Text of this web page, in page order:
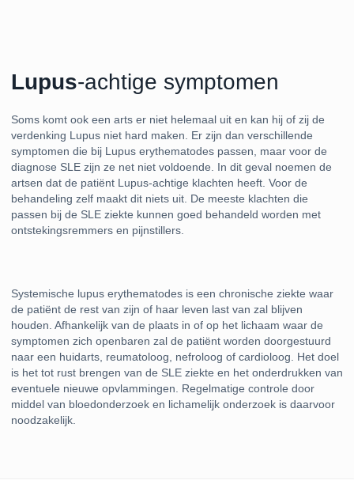
Lupus-achtige symptomen
Soms komt ook een arts er niet helemaal uit en kan hij of zij de
verdenking Lupus niet hard maken. Er zijn dan verschillende
symptomen die bij Lupus erythematodes passen, maar voor de
diagnose SLE zijn ze net niet voldoende. In dit geval noemen de
artsen dat de patiënt Lupus-achtige klachten heeft. Voor de
behandeling zelf maakt dit niets uit. De meeste klachten die
passen bij de SLE ziekte kunnen goed behandeld worden met
ontstekingsremmers en pijnstillers.
Systemische lupus erythematodes is een chronische ziekte waar
de patiënt de rest van zijn of haar leven last van zal blijven
houden. Afhankelijk van de plaats in of op het lichaam waar de
symptomen zich openbaren zal de patiënt worden doorgestuurd
naar een huidarts, reumatoloog, nefroloog of cardioloog. Het doel
is het tot rust brengen van de SLE ziekte en het onderdrukken van
eventuele nieuwe opvlammingen. Regelmatige controle door
middel van bloedonderzoek en lichamelijk onderzoek is daarvoor
noodzakelijk.